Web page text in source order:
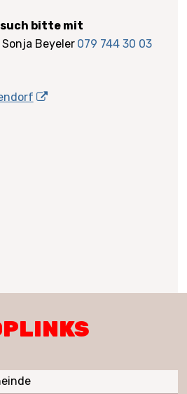
bitte mit
Sonja Beyeler 079 744 30 03